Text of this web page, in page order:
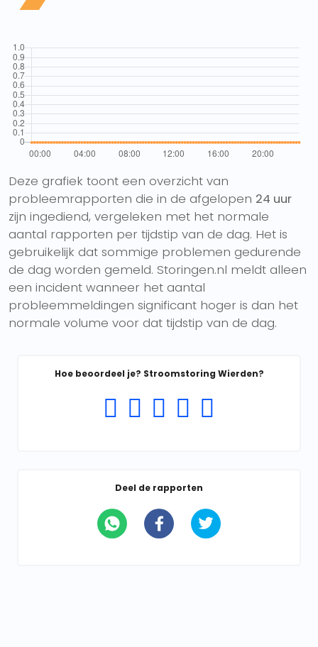
Deze grafiek toont een overzicht van
probleemrapporten die in de afgelopen 24 uur
zijn ingediend, vergeleken met het normale
aantal rapporten per tijdstip van de dag. Het is
gebruikelijk dat sommige problemen gedurende
de dag worden gemeld. Storingen.nl meldt alleen
een incident wanneer het aantal
probleemmeldingen significant hoger is dan het
normale volume voor dat tijdstip van de dag.
Hoe beoordeel je? Stroomstoring Wierden?
Deel de rapporten